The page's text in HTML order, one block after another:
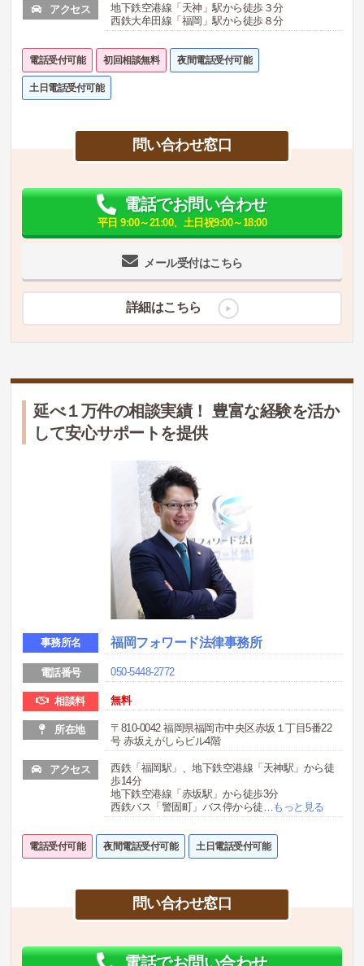
アクセス
地下鉄空港線「天神」駅から徒歩３分
西鉄大牟田線「福岡」駅から徒歩８分
電話受付可能 初回相談無料 夜間電話受付可能
土日電話受付可能
問い合わせ窓口
メール受付はこちら
電話でお問い合わせ
平日 9:00～21:00、土日祝9:00～18:00
詳細はこちら
延べ１万件の相談実績！ 豊富な経験を活か
して安心サポートを提供
事務所名 福岡フォワード法律事務所
電話番号 050-5448-2772
相談料 無料
所在地
〒810-0042 福岡県福岡市中央区赤坂１丁目5番22
号 赤坂えがしらビル4階
アクセス
西鉄「福岡駅」、地下鉄空港線「天神駅」から徒
歩14分
地下鉄空港線「赤坂駅」から徒歩3分
西鉄バス「警固町」バス停から徒…もっと見る
電話受付可能 夜間電話受付可能 土日電話受付可能
問い合わせ窓口